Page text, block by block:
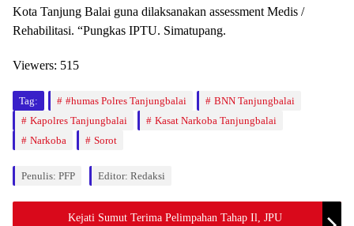
Kota Tanjung Balai guna dilaksanakan assessment Medis /
Rehabilitasi. “Pungkas IPTU. Simatupang.
Viewers: 515
Tag: #humas Polres Tanjungbalai
BNN Tanjungbalai
Kapolres Tanjungbalai
Kasat Narkoba Tanjungbalai
Narkoba
Sorot
Penulis: PFP Editor: Redaksi
Kejati Sumut Terima Pelimpahan Tahap Il, JPU